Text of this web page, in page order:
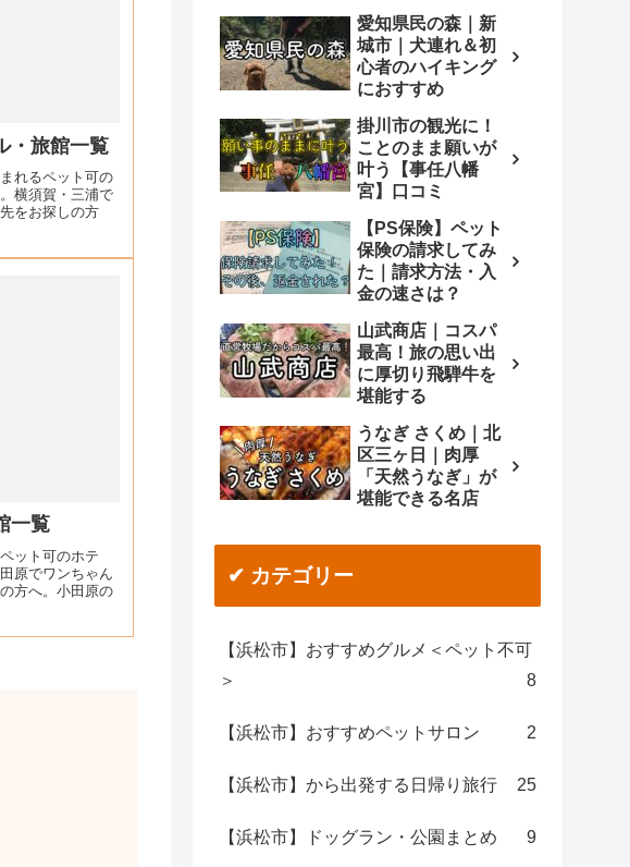
・旅館一覧
れるペット可の
横須賀・三浦で
をお探しの方
一覧
ット可のホテ
原でワンちゃん
方へ。小田原の
愛知県民の森｜新
城市｜犬連れ＆初
心者のハイキング
におすすめ
掛川市の観光に！
ことのまま願いが
叶う【事任八幡
宮】口コミ
【PS保険】ペット
保険の請求してみ
た｜請求方法・入
金の速さは？
山武商店｜コスパ
最高！旅の思い出
に厚切り飛騨牛を
堪能する
うなぎ さくめ｜北
区三ヶ日｜肉厚
「天然うなぎ」が
堪能できる名店
✔ カテゴリー
【浜松市】おすすめグルメ＜ペット不可
＞
8
【浜松市】おすすめペットサロン 2
【浜松市】から出発する日帰り旅行 25
【浜松市】ドッグラン・公園まとめ 9